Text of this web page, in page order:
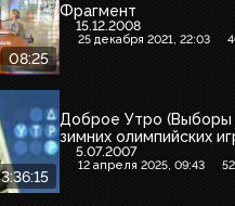
08:25
Фрагмент
15.12.2008
25 декабря 2021, 22:03
Доброе Утро (Выборы
зимних олимпийских
5.07.2007
12 апреля 2025, 09:43